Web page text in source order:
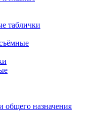
таблички
общего назначения